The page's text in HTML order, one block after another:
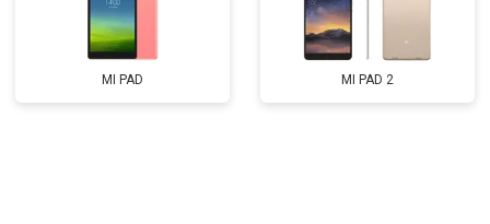
MI PAD MI PAD 2